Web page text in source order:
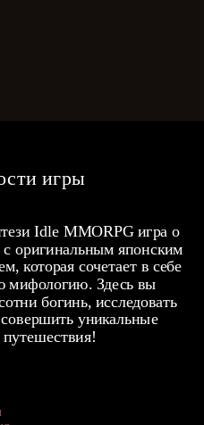
игры
Idle MMORPG игра о
оригинальным японским
которая сочетает в себе
мифологию. Здесь вы
богинь, исследовать
уникальные
путешествия!